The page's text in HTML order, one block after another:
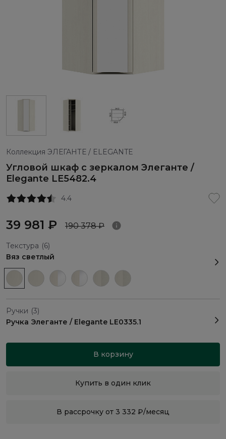
Коллекция ЭЛЕГАНТЕ / ELEGANTE
Угловой шкаф с зеркалом Элеганте /
Elegante LE5482.4
4.4
39 981 ₽ 190 378 ₽
Текстура (6)
Вяз светлый
Ручки (3)
Ручка Элеганте / Elegante LE0335.1
В корзину
Купить в один клик
В рассрочку от 3 332 ₽/месяц